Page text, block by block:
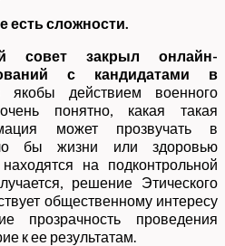
есть сложности.
совет закрыл онлайн-
с кандидатами в
якобы действием военного
понятно, какая такая
может прозвучать в
бы жизни или здоровью
на подконтрольной
решение Этического
общественному интересу
прозрачность проведения
к ее результатам.